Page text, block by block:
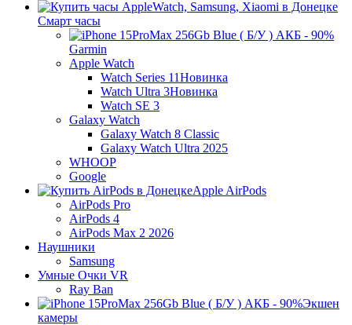
Смарт часы
Garmin
Apple Watch
Watch Series 11Новинка
Watch Ultra 3Новинка
Watch SE 3
Galaxy Watch
Galaxy Watch 8 Classic
Galaxy Watch Ultra 2025
WHOOP
Google
Apple AirPods
AirPods Pro
AirPods 4
AirPods Max 2 2026
Наушники
Samsung
Умные Очки VR
Ray Ban
Экшен
камеры